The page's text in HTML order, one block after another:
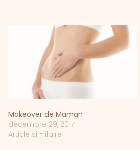
Makeover de Maman
décembre 29, 2017
Article similaire